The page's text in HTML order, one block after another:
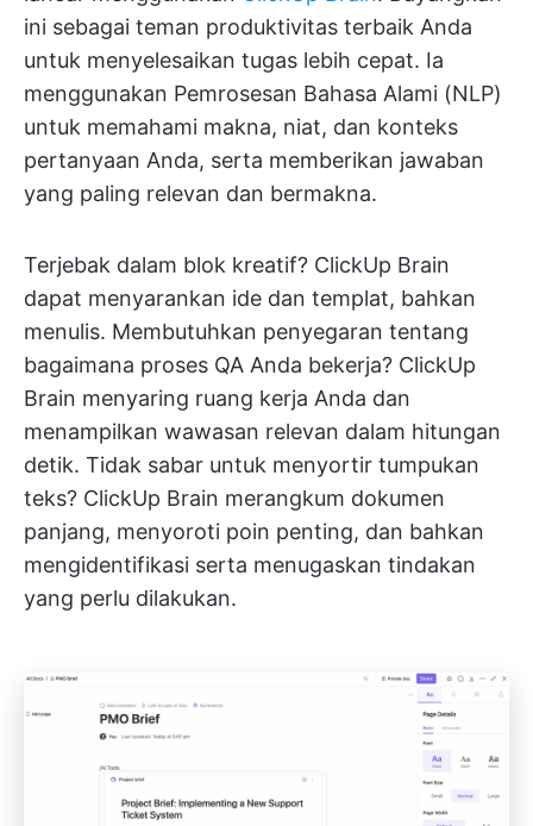
ini sebagai teman produktivitas terbaik Anda
untuk menyelesaikan tugas lebih cepat. Ia
menggunakan Pemrosesan Bahasa Alami (NLP)
untuk memahami makna, niat, dan konteks
pertanyaan Anda, serta memberikan jawaban
yang paling relevan dan bermakna.
Terjebak dalam blok kreatif? ClickUp Brain
dapat menyarankan ide dan templat, bahkan
menulis. Membutuhkan penyegaran tentang
bagaimana proses QA Anda bekerja? ClickUp
Brain menyaring ruang kerja Anda dan
menampilkan wawasan relevan dalam hitungan
detik. Tidak sabar untuk menyortir tumpukan
teks? ClickUp Brain merangkum dokumen
panjang, menyoroti poin penting, dan bahkan
mengidentifikasi serta menugaskan tindakan
yang perlu dilakukan.